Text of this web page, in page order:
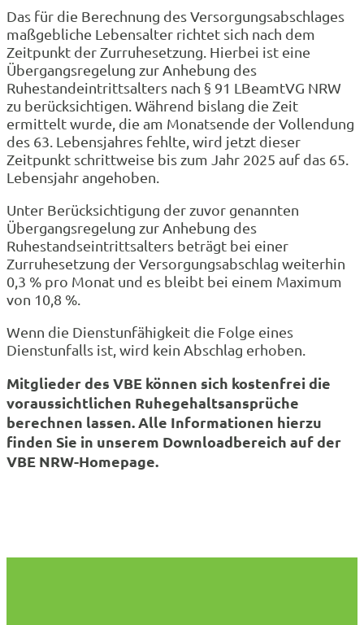
Das für die Berechnung des Versorgungsabschlages
maßgebliche Lebensalter richtet sich nach dem
Zeitpunkt der Zurruhesetzung. Hierbei ist eine
Übergangsregelung zur Anhebung des
Ruhestandeintrittsalters nach § 91 LBeamtVG NRW
zu berücksichtigen. Während bislang die Zeit
ermittelt wurde, die am Monatsende der Vollendung
des 63. Lebensjahres fehlte, wird jetzt dieser
Zeitpunkt schrittweise bis zum Jahr 2025 auf das 65.
Lebensjahr angehoben.
Unter Berücksichtigung der zuvor genannten
Übergangsregelung zur Anhebung des
Ruhestandseintrittsalters beträgt bei einer
Zurruhesetzung der Versorgungsabschlag weiterhin
0,3 % pro Monat und es bleibt bei einem Maximum
von 10,8 %.
Wenn die Dienstunfähigkeit die Folge eines
Dienstunfalls ist, wird kein Abschlag erhoben.
Mitglieder des VBE können sich kostenfrei die
voraussichtlichen Ruhegehaltsansprüche
berechnen lassen. Alle Informationen hierzu
finden Sie in unserem Downloadbereich auf der
VBE NRW-Homepage.